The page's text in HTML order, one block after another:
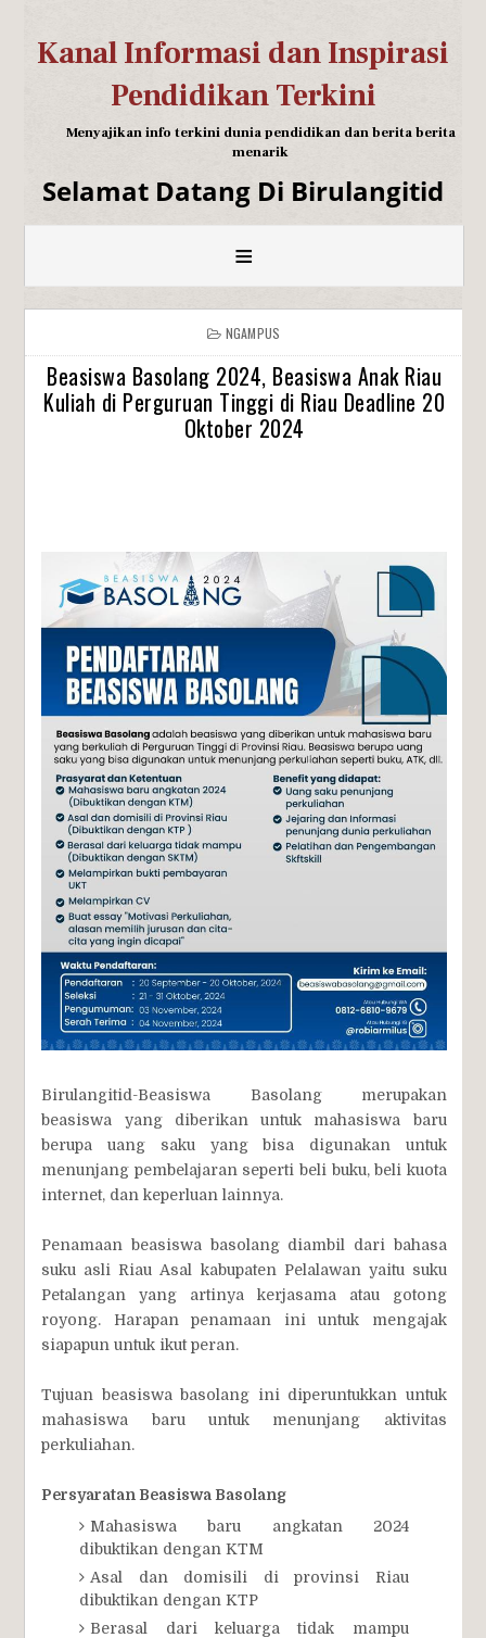
Kanal Informasi dan Inspirasi
Pendidikan Terkini
Menyajikan info terkini dunia pendidikan dan berita berita
menarik
Selamat Datang Di Birulangitid
≡
NGAMPUS
Beasiswa Basolang 2024, Beasiswa Anak Riau
Kuliah di Perguruan Tinggi di Riau Deadline 20
Oktober 2024
Birulangitid-Beasiswa Basolang merupakan
beasiswa yang diberikan untuk mahasiswa baru
berupa uang saku yang bisa digunakan untuk
menunjang pembelajaran seperti beli buku, beli kuota
internet, dan keperluan lainnya.
Penamaan beasiswa basolang diambil dari bahasa
suku asli Riau Asal kabupaten Pelalawan yaitu suku
Petalangan yang artinya kerjasama atau gotong
royong. Harapan penamaan ini untuk mengajak
siapapun untuk ikut peran.
Tujuan beasiswa basolang ini diperuntukkan untuk
mahasiswa baru untuk menunjang aktivitas
perkuliahan.
Persyaratan Beasiswa Basolang
Mahasiswa baru angkatan 2024
dibuktikan dengan KTM
Asal dan domisili di provinsi Riau
dibuktikan dengan KTP
Berasal dari keluarga tidak mampu